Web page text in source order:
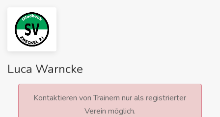
Luca Warncke
Kontaktieren von Trainern nur als registrierter
Verein möglich.